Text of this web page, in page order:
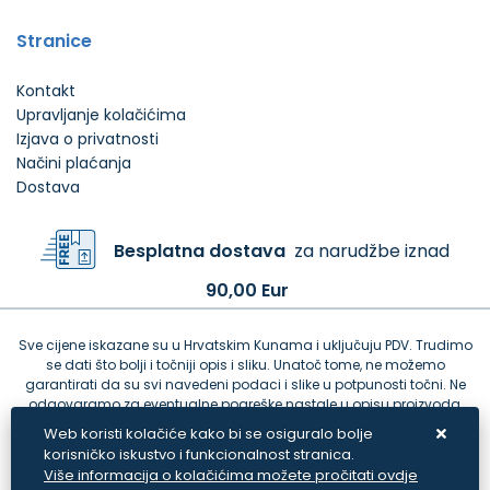
Stranice
Kontakt
Upravljanje kolačićima
Izjava o privatnosti
Načini plaćanja
Dostava
Besplatna dostavaza narudžbe iznad
90,00 Eur
Sve cijene iskazane su u Hrvatskim Kunama i uključuju PDV. Trudimo
se dati što bolji i točniji opis i sliku. Unatoč tome, ne možemo
garantirati da su svi navedeni podaci i slike u potpunosti točni. Ne
odgovaramo za eventualne pogreške nastale u opisu proizvoda,
greške prilikom štampanja te promjene cijena.
Web koristi kolačiće kako bi se osiguralo bolje
korisničko iskustvo i funkcionalnost stranica.
Više informacija o kolačićima možete pročitati ovdje